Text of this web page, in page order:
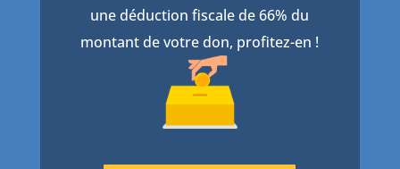
une déduction fiscale de 66% du
montant de votre don, profitez-en !